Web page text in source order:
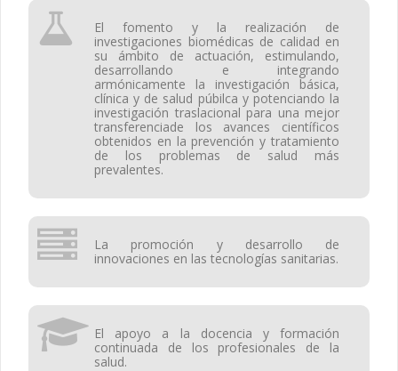
El fomento y la realización de
investigaciones biomédicas de calidad en
su ámbito de actuación, estimulando,
desarrollando e integrando
armónicamente la investigación básica,
clínica y de salud púbilca y potenciando la
investigación traslacional para una mejor
transferenciade los avances científicos
obtenidos en la prevención y tratamiento
de los problemas de salud más
prevalentes.
La promoción y desarrollo de
innovaciones en las tecnologías sanitarias.
El apoyo a la docencia y formación
continuada de los profesionales de la
salud.